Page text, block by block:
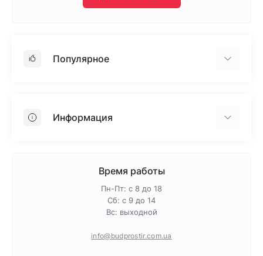
Популярное
ПенопластИнформация
Политика конфиденциальности
Время работы
Пн-Пт: с 8 до 18
Сб: с 9 до 14
Вс: выходной
info@budprostir.com.ua